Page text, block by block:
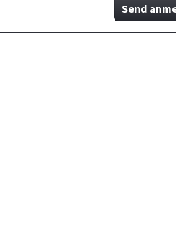
Send